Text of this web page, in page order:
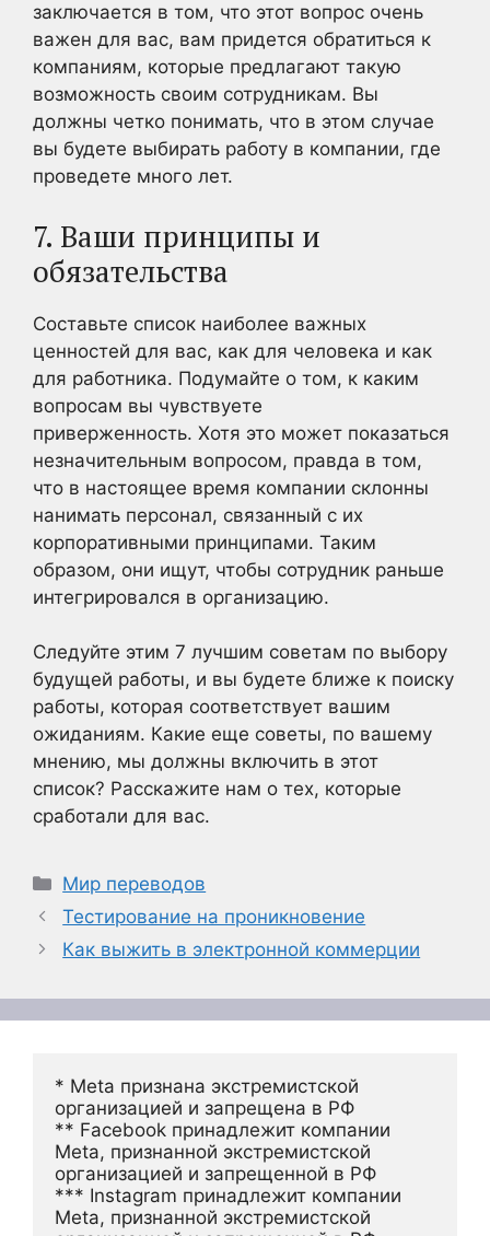
заключается в том, что этот вопрос очень
важен для вас, вам придется обратиться к
компаниям, которые предлагают такую
возможность своим сотрудникам. Вы
должны четко понимать, что в этом случае
вы будете выбирать работу в компании, где
проведете много лет.
7. Ваши принципы и
обязательства
Составьте список наиболее важных
ценностей для вас, как для человека и как
для работника. Подумайте о том, к каким
вопросам вы чувствуете
приверженность. Хотя это может показаться
незначительным вопросом, правда в том,
что в настоящее время компании склонны
нанимать персонал, связанный с их
корпоративными принципами. Таким
образом, они ищут, чтобы сотрудник раньше
интегрировался в организацию.
Следуйте этим 7 лучшим советам по выбору
будущей работы, и вы будете ближе к поиску
работы, которая соответствует вашим
ожиданиям. Какие еще советы, по вашему
мнению, мы должны включить в этот
список? Расскажите нам о тех, которые
сработали для вас.
Рубрики
Мир переводов
Тестирование на проникновение
Как выжить в электронной коммерции
* Meta признана экстремистской
организацией и запрещена в РФ
** Facebook принадлежит компании
Meta, признанной экстремистской
организацией и запрещенной в РФ
*** Instagram принадлежит компании
Meta, признанной экстремистской